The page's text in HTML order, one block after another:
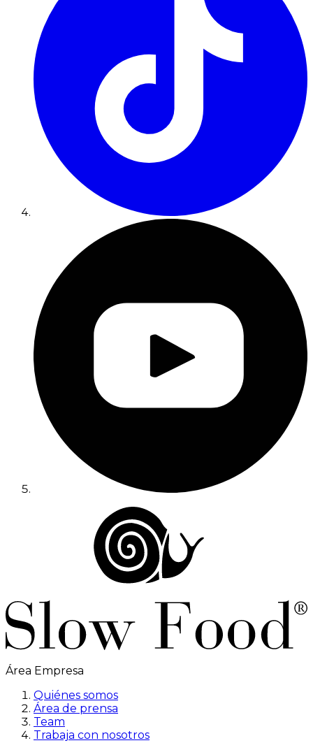
Área Empresa
Quiénes somos
Área de prensa
Team
Trabaja con nosotros